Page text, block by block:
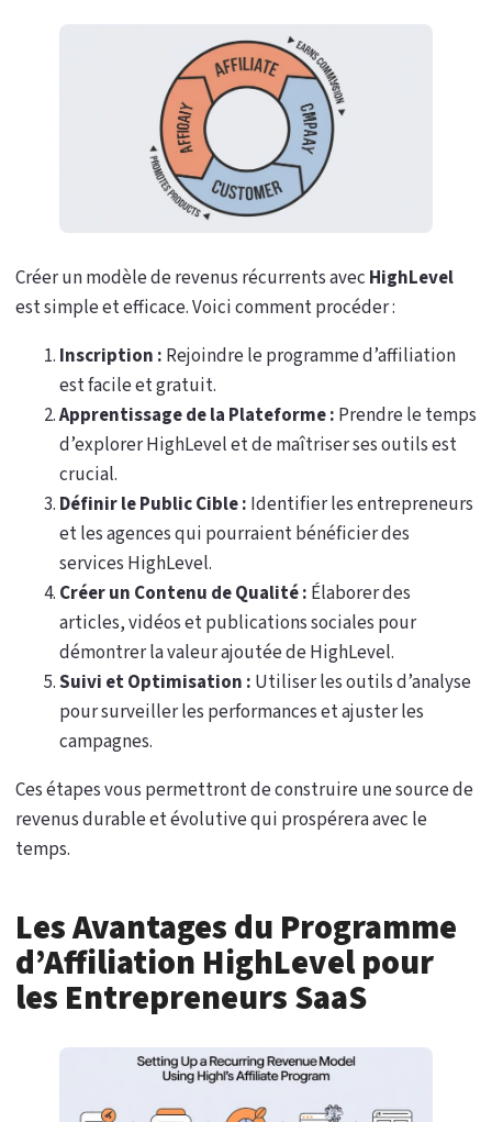
Créer un modèle de revenus récurrents avec HighLevel
est simple et efficace. Voici comment procéder :
Inscription : Rejoindre le programme d’affiliation
est facile et gratuit.
Apprentissage de la Plateforme : Prendre le temps
d’explorer HighLevel et de maîtriser ses outils est
crucial.
Définir le Public Cible : Identifier les entrepreneurs
et les agences qui pourraient bénéficier des
services HighLevel.
Créer un Contenu de Qualité : Élaborer des
articles, vidéos et publications sociales pour
démontrer la valeur ajoutée de HighLevel.
Suivi et Optimisation : Utiliser les outils d’analyse
pour surveiller les performances et ajuster les
campagnes.
Ces étapes vous permettront de construire une source de
revenus durable et évolutive qui prospérera avec le
temps.
Les Avantages du Programme
d’Affiliation HighLevel pour
les Entrepreneurs SaaS